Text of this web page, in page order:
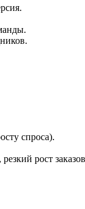
спроса).
рост